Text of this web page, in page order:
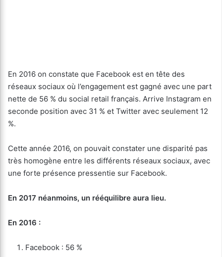
En 2016 on constate que Facebook est en tête des
réseaux sociaux où l’engagement est gagné avec une part
nette de 56 % du social retail français. Arrive Instagram en
seconde position avec 31 % et Twitter avec seulement 12
%.
Cette année 2016, on pouvait constater une disparité pas
très homogène entre les différents réseaux sociaux, avec
une forte présence pressentie sur Facebook.
En 2017 néanmoins, un rééquilibre aura lieu.
En 2016 :
Facebook : 56 %